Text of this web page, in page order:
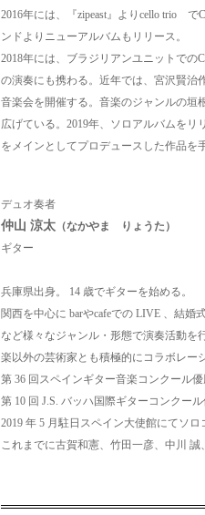
2016年には、『zipeast』よりcello trio
ンドよりニューアルバムもリリース。
2018年には、ブラジリアンユニットでの
の演奏にも携わる。 近年では、宮沢賢治
音楽会を開催する。 音楽のジャンルの垣
広げている。 2019年、ソロアルバムをリ
をメインとしてプロデュースした作品を
デュオ奏者
仲山 涼太 （なかやま りょうた）
ギター
兵庫県出身。 14 歳でギターを始める。
関西を中心に barやcafeでの LIVE 、結婚
など様々なジャンル・形態で演奏活動を
楽以外の芸術家とも積極的にコラボレー
第 36 回スペインギター音楽コンクール優
第 10 回 J.S. バッハ国際ギターコンクール
2019 年 5 月駐日スペイン大使館にてソロ
これまでに古賀和憲、竹田一彦、中川 誠